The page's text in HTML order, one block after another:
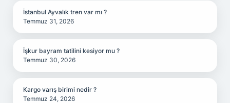
İstanbul Ayvalık tren var mı ?
Temmuz 31, 2026
İşkur bayram tatilini kesiyor mu ?
Temmuz 30, 2026
Kargo varış birimi nedir ?
Temmuz 24, 2026